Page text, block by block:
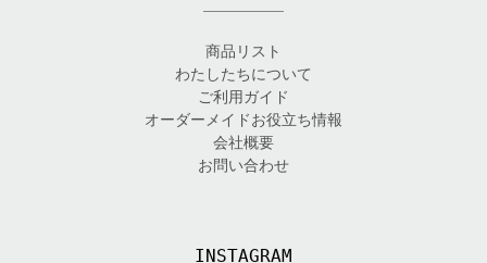
商品リスト
わたしたちについて
ご利用ガイド
オーダーメイドお役立ち情報
会社概要
お問い合わせ
INSTAGRAM